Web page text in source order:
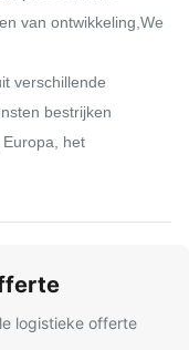
van ontwikkeling,We
verschillende
bestrijken
het
logistieke offerte